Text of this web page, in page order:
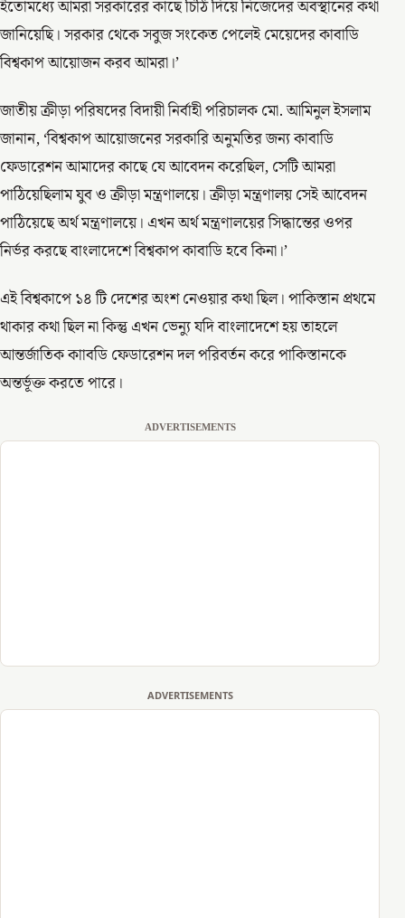
ইতোমধ্যে আমরা সরকারের কাছে চিঠি দিয়ে নিজেদের অবস্থানের কথা
জানিয়েছি। সরকার থেকে সবুজ সংকেত পেলেই মেয়েদের কাবাডি
বিশ্বকাপ আয়োজন করব আমরা।’
জাতীয় ক্রীড়া পরিষদের বিদায়ী নির্বাহী পরিচালক মো. আমিনুল ইসলাম
জানান, ‘বিশ্বকাপ আয়োজনের সরকারি অনুমতির জন্য কাবাডি
ফেডারেশন আমাদের কাছে যে আবেদন করেছিল, সেটি আমরা
পাঠিয়েছিলাম যুব ও ক্রীড়া মন্ত্রণালয়ে। ক্রীড়া মন্ত্রণালয় সেই আবেদন
পাঠিয়েছে অর্থ মন্ত্রণালয়ে। এখন অর্থ মন্ত্রণালয়ের সিদ্ধান্তের ওপর
নির্ভর করছে বাংলাদেশে বিশ্বকাপ কাবাডি হবে কিনা।’
এই বিশ্বকাপে ১৪ টি দেশের অংশ নেওয়ার কথা ছিল। পাকিস্তান প্রথমে
থাকার কথা ছিল না কিন্তু এখন ভেন্যু যদি বাংলাদেশে হয় তাহলে
আন্তর্জাতিক কাাবডি ফেডারেশন দল পরিবর্তন করে পাকিস্তানকে
অন্তর্ভূক্ত করতে পারে।
ADVERTISEMENTS
ADVERTISEMENTS